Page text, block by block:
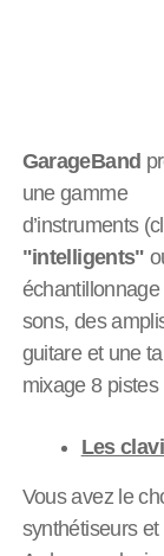
GarageBand
une gamme
d’instruments
"intelligents"
échantillonnage
sons, des
guitare et une
mixage 8
Les
Vous avez le
synthétiseurs